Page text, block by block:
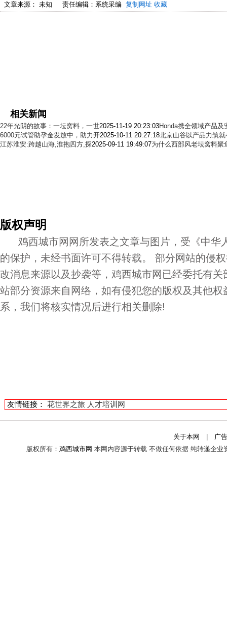
文章来源： 未知 责任编辑：系统采编 复制网址 收藏
相关新闻
22年光阴的故事：一坛窝料，一世2025-11-19 20:23:03Honda携全领域产品及
6000元试管助孕金发放中，助力开2025-10-11 20:27:18北京山谷以产品力筑
江苏淮安:跨越山海,淮抱四方,探2025-09-11 19:49:07为什么西部风老坛窝料聚
版权声明
鸡西城市网网所发表之文章与图片，受《中华
的保护，未经书面许可不得转载。 部分网站的侵
改消息来源以及抄袭等，鸡西城市网已经委托有
站部分资源来自网络，如有侵犯您的版权及其他权
系，我们将核实情况后进行相关删除!
友情链接： 花世界之旅 人才培训网
关于本网
广
版权所有： 鸡西城市网 本网内容源于转载 不做任何依据 纯转递企